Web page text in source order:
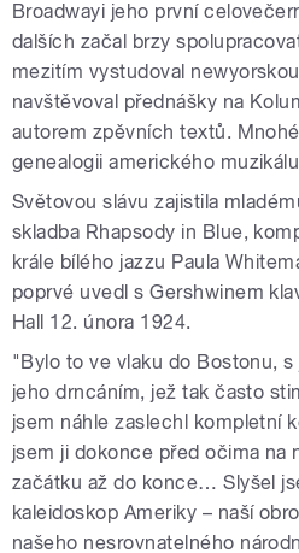
Broadwayi jeho první
dalších začal brzy
mezitím vystudoval
navštěvoval přednášky na
autorem zpěvních textů.
genealogii amerického
Světovou slávu zajistila
skladba Rhapsody in Blue,
krále bílého jazzu Paula
poprvé uvedl s Gershwinem
Hall 12. února 1924.
"Bylo to ve vlaku do Bostonu,
jeho drncáním, jež tak často
jsem náhle zaslechl kompletní
jsem ji dokonce před očima na
začátku až do konce… Slyšel
kaleidoskop Ameriky – naší
našeho nesrovnatelného